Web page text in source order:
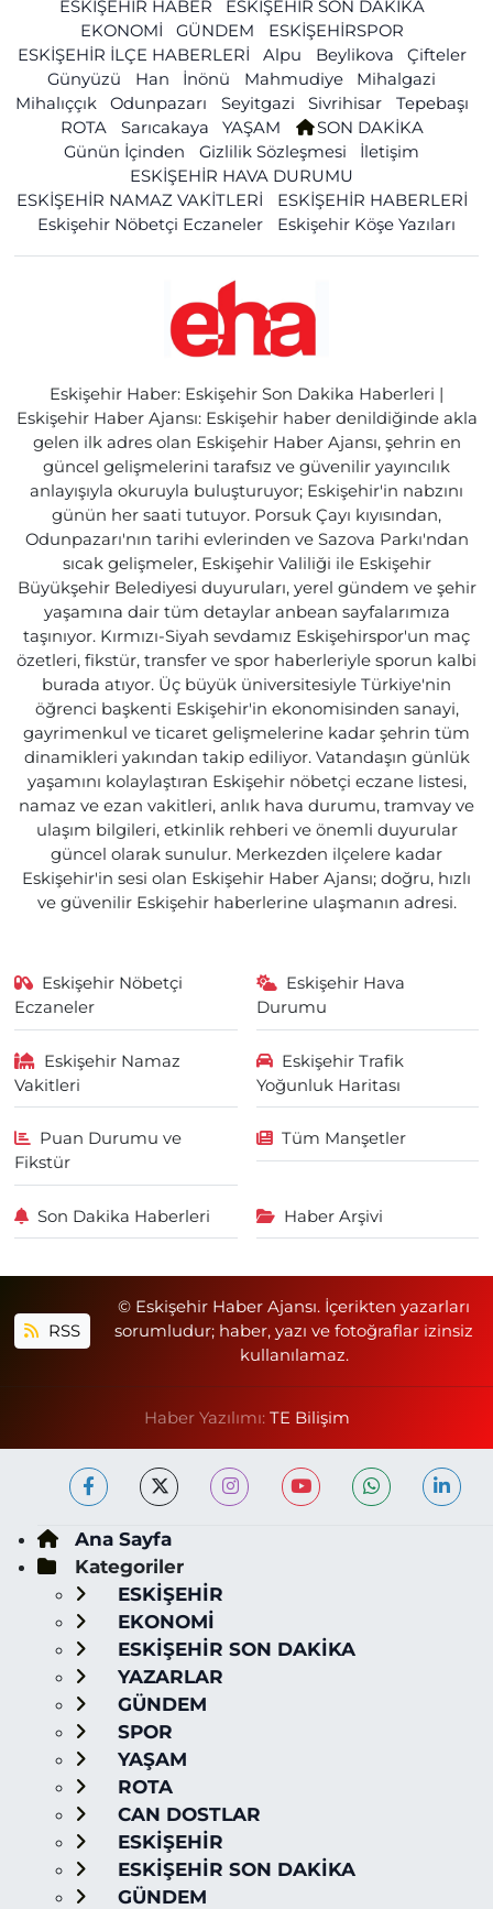
ESKİŞEHİR HABER
ESKİŞEHİR SON DAKİKA
EKONOMİ
GÜNDEM
ESKİŞEHİRSPOR
ESKİŞEHİR İLÇE HABERLERİ
Alpu Beylikova
Çifteler
Günyüzü
Han İnönü Mahmudiye
Mihalgazi
Mihalıççık
Odunpazarı Seyitgazi Sivrihisar
Tepebaşı
ROTA
Sarıcakaya YAŞAM
SON DAKİKA
Günün İçinden
Gizlilik Sözleşmesi
İletişim
ESKİŞEHİR HAVA DURUMU
ESKİŞEHİR NAMAZ VAKİTLERİ
ESKİŞEHİR HABERLERİ
Eskişehir Nöbetçi Eczaneler
Eskişehir Köşe Yazıları
Eskişehir Haber: Eskişehir Son Dakika Haberleri |
Eskişehir Haber Ajansı: Eskişehir haber denildiğinde akla
gelen ilk adres olan Eskişehir Haber Ajansı, şehrin en
güncel gelişmelerini tarafsız ve güvenilir yayıncılık
anlayışıyla okuruyla buluşturuyor; Eskişehir'in nabzını
günün her saati tutuyor. Porsuk Çayı kıyısından,
Odunpazarı'nın tarihi evlerinden ve Sazova Parkı'ndan
sıcak gelişmeler, Eskişehir Valiliği ile Eskişehir
Büyükşehir Belediyesi duyuruları, yerel gündem ve şehir
yaşamına dair tüm detaylar anbean sayfalarımıza
taşınıyor. Kırmızı-Siyah sevdamız Eskişehirspor'un maç
özetleri, fikstür, transfer ve spor haberleriyle sporun kalbi
burada atıyor. Üç büyük üniversitesiyle Türkiye'nin
öğrenci başkenti Eskişehir'in ekonomisinden sanayi,
gayrimenkul ve ticaret gelişmelerine kadar şehrin tüm
dinamikleri yakından takip ediliyor. Vatandaşın günlük
yaşamını kolaylaştıran Eskişehir nöbetçi eczane listesi,
namaz ve ezan vakitleri, anlık hava durumu, tramvay ve
ulaşım bilgileri, etkinlik rehberi ve önemli duyurular
güncel olarak sunulur. Merkezden ilçelere kadar
Eskişehir'in sesi olan Eskişehir Haber Ajansı; doğru, hızlı
ve güvenilir Eskişehir haberlerine ulaşmanın adresi.
Eskişehir Nöbetçi
Eczaneler
Eskişehir Hava
Durumu
Eskişehir Namaz
Vakitleri
Eskişehir Trafik
Yoğunluk Haritası
Puan Durumu ve
Fikstür
Tüm Manşetler
Son Dakika Haberleri Haber Arşivi
RSS
© Eskişehir Haber Ajansı. İçerikten yazarları
sorumludur; haber, yazı ve fotoğraflar izinsiz
kullanılamaz.
Haber Yazılımı: TE Bilişim
Ana Sayfa
Kategoriler
ESKİŞEHİR
EKONOMİ
ESKİŞEHİR SON DAKİKA
YAZARLAR
GÜNDEM
SPOR
YAŞAM
ROTA
CAN DOSTLAR
ESKİŞEHİR
ESKİŞEHİR SON DAKİKA
GÜNDEM